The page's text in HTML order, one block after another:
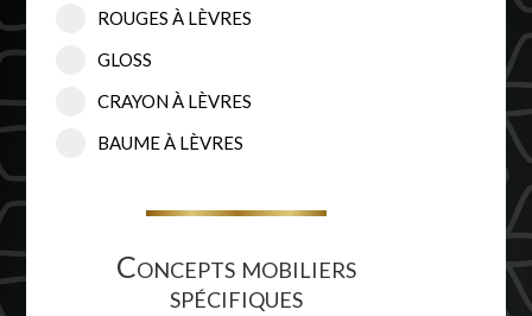
ROUGES À LÈVRES
GLOSS
CRAYON À LÈVRES
BAUME À LÈVRES
Concepts mobiliers
spécifiques